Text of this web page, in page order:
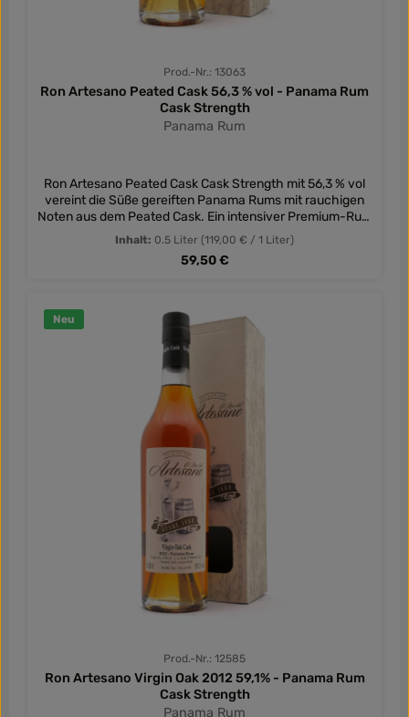
Prod.-Nr.: 13063
Ron Artesano Peated Cask 56,3 % vol - Panama Rum
Cask Strength
Panama Rum
Ron Artesano Peated Cask Cask Strength mit 56,3 % vol
vereint die Süße gereiften Panama Rums mit rauchigen
Noten aus dem Peated Cask. Ein intensiver Premium-Rum
in Fassstärke für Liebhaber außergewöhnlicher
Abfüllungen.
Inhalt: 0.5 Liter (119,00 € / 1 Liter)
Regulärer Preis:
59,50 €
Neu
Prod.-Nr.: 12585
Ron Artesano Virgin Oak 2012 59,1% - Panama Rum
Cask Strength
Panama Rum